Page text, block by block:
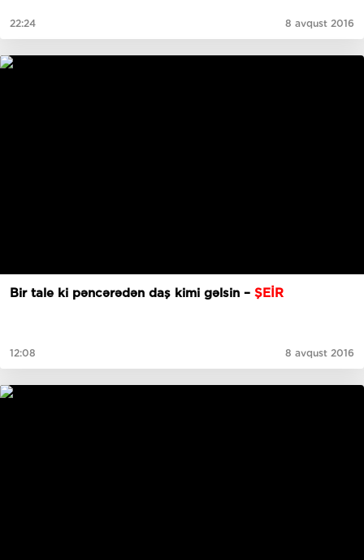
22:24 8 avqust 2016
Bir tale ki pəncərədən daş kimi gəlsin – ŞEİR
12:08 8 avqust 2016